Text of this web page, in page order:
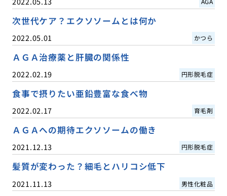
次世代ケア？エクソソームとは何か
2022.05.01 かつら
ＡＧＡ治療薬と肝臓の関係性
2022.02.19 円形脱毛症
食事で摂りたい亜鉛豊富な食べ物
2022.02.17 育毛剤
ＡＧＡへの期待エクソソームの働き
2021.12.13 円形脱毛症
髪質が変わった？細毛とハリコシ低下
2021.11.13 男性化粧品